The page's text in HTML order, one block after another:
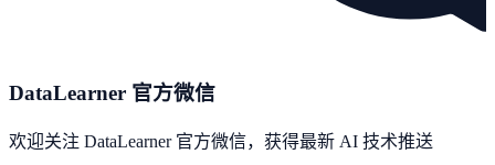
DataLearner 官方微信
欢迎关注 DataLearner 官方微信，获得最新 AI 技术推送